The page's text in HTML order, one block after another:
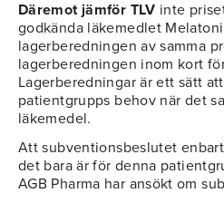
Däremot jämför TLV inte
godkända läkemedlet
lagerberedningen av samma
lagerberedningen inom kort
Lagerberedningar är ett sätt
patientgrupps behov när det
läkemedel.
Att subventionsbeslutet
det bara är för denna
AGB Pharma har ansökt om